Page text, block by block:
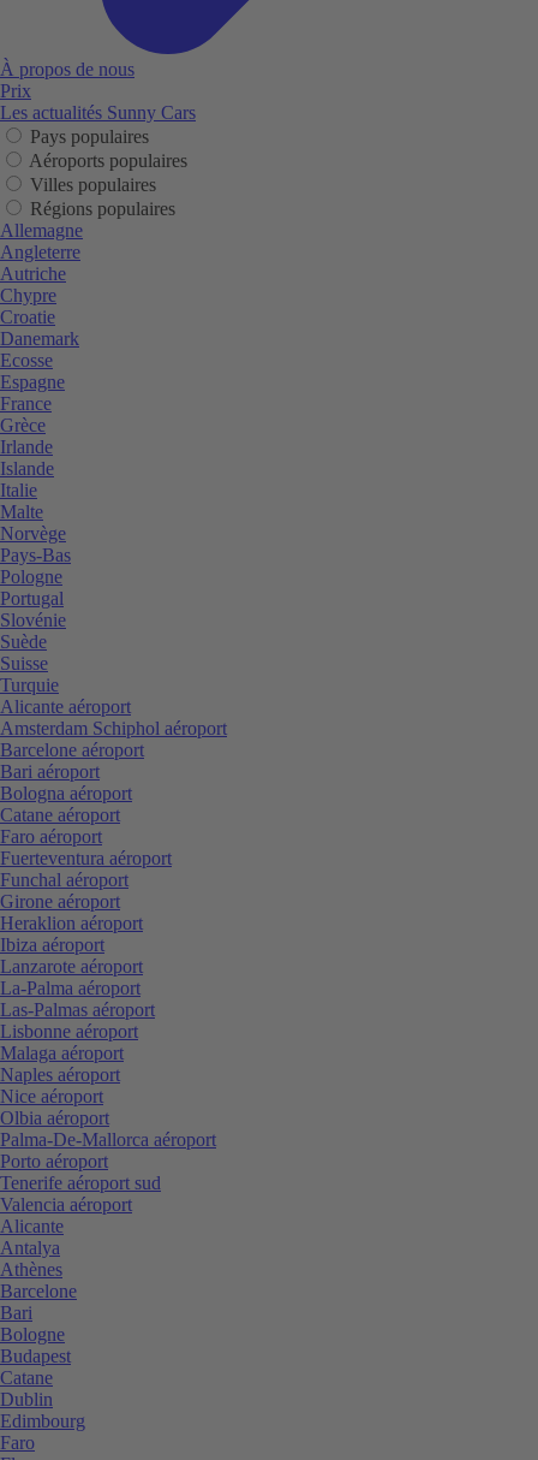
À propos de nous
Prix
Les actualités Sunny Cars
Pays populaires
Aéroports populaires
Villes populaires
Régions populaires
Allemagne
Angleterre
Autriche
Chypre
Croatie
Danemark
Ecosse
Espagne
France
Grèce
Irlande
Islande
Italie
Malte
Norvège
Pays-Bas
Pologne
Portugal
Slovénie
Suède
Suisse
Turquie
Alicante aéroport
Amsterdam Schiphol aéroport
Barcelone aéroport
Bari aéroport
Bologna aéroport
Catane aéroport
Faro aéroport
Fuerteventura aéroport
Funchal aéroport
Girone aéroport
Heraklion aéroport
Ibiza aéroport
Lanzarote aéroport
La-Palma aéroport
Las-Palmas aéroport
Lisbonne aéroport
Malaga aéroport
Naples aéroport
Nice aéroport
Olbia aéroport
Palma-De-Mallorca aéroport
Porto aéroport
Tenerife aéroport sud
Valencia aéroport
Alicante
Antalya
Athènes
Barcelone
Bari
Bologne
Budapest
Catane
Dublin
Edimbourg
Faro